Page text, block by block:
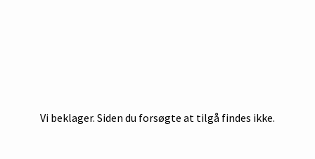
Vi beklager. Siden du forsøgte at tilgå findes ikke.